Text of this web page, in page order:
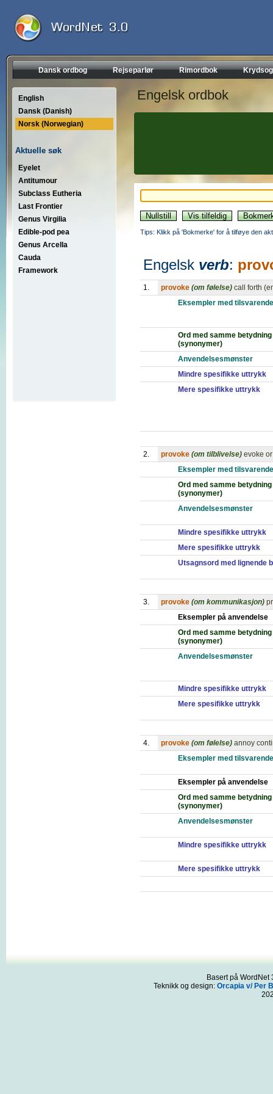
Dansk ordbog Rejseparlør Rimordbok
English
Dansk (Danish)
Norsk (Norwegian)
Aktuelle søk
Eyelet
Antitumour
Subclass Eutheria
Last Frontier
Genus Virgilia
Edible-pod pea
Genus Arcella
Cauda
Framework
Engelsk ordbok
Tips: Klikk på 'Bokmerke' for å tilføye den
Engelsk verb:
1. provoke (om følelse) call forth
Eksempler med
Ord med samme betydning
(synonymer)
Anvendelsesmønster
Mindre spesifikke uttrykk
Mere spesifikke uttrykk
2. provoke (om tilblivelse) evoke
Eksempler med
Ord med samme betydning
(synonymer)
Anvendelsesmønster
Mindre spesifikke uttrykk
Mere spesifikke uttrykk
Utsagnsord med lignende
3. provoke (om kommunikasjon)
Eksempler på anvendelse
Ord med samme betydning
(synonymer)
Anvendelsesmønster
Mindre spesifikke uttrykk
Mere spesifikke uttrykk
4. provoke (om følelse) annoy
Eksempler med
Eksempler på anvendelse
Ord med samme betydning
(synonymer)
Anvendelsesmønster
Mindre spesifikke uttrykk
Mere spesifikke uttrykk
Basert på
Teknikk og design: Orcapia v/ Per